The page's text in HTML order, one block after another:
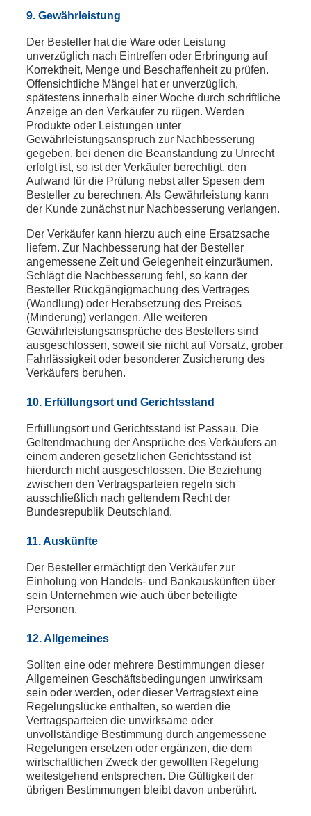
9. Gewährleistung
Der Besteller hat die Ware oder Leistung
unverzüglich nach Eintreffen oder Erbringung auf
Korrektheit, Menge und Beschaffenheit zu prüfen.
Offensichtliche Mängel hat er unverzüglich,
spätestens innerhalb einer Woche durch schriftliche
Anzeige an den Verkäufer zu rügen. Werden
Produkte oder Leistungen unter
Gewährleistungsanspruch zur Nachbesserung
gegeben, bei denen die Beanstandung zu Unrecht
erfolgt ist, so ist der Verkäufer berechtigt, den
Aufwand für die Prüfung nebst aller Spesen dem
Besteller zu berechnen. Als Gewährleistung kann
der Kunde zunächst nur Nachbesserung verlangen.
Der Verkäufer kann hierzu auch eine Ersatzsache
liefern. Zur Nachbesserung hat der Besteller
angemessene Zeit und Gelegenheit einzuräumen.
Schlägt die Nachbesserung fehl, so kann der
Besteller Rückgängigmachung des Vertrages
(Wandlung) oder Herabsetzung des Preises
(Minderung) verlangen. Alle weiteren
Gewährleistungsansprüche des Bestellers sind
ausgeschlossen, soweit sie nicht auf Vorsatz, grober
Fahrlässigkeit oder besonderer Zusicherung des
Verkäufers beruhen.
10. Erfüllungsort und Gerichtsstand
Erfüllungsort und Gerichtsstand ist Passau. Die
Geltendmachung der Ansprüche des Verkäufers an
einem anderen gesetzlichen Gerichtsstand ist
hierdurch nicht ausgeschlossen. Die Beziehung
zwischen den Vertragsparteien regeln sich
ausschließlich nach geltendem Recht der
Bundesrepublik Deutschland.
11. Auskünfte
Der Besteller ermächtigt den Verkäufer zur
Einholung von Handels- und Bankauskünften über
sein Unternehmen wie auch über beteiligte
Personen.
12. Allgemeines
Sollten eine oder mehrere Bestimmungen dieser
Allgemeinen Geschäftsbedingungen unwirksam
sein oder werden, oder dieser Vertragstext eine
Regelungslücke enthalten, so werden die
Vertragsparteien die unwirksame oder
unvollständige Bestimmung durch angemessene
Regelungen ersetzen oder ergänzen, die dem
wirtschaftlichen Zweck der gewollten Regelung
weitestgehend entsprechen. Die Gültigkeit der
übrigen Bestimmungen bleibt davon unberührt.